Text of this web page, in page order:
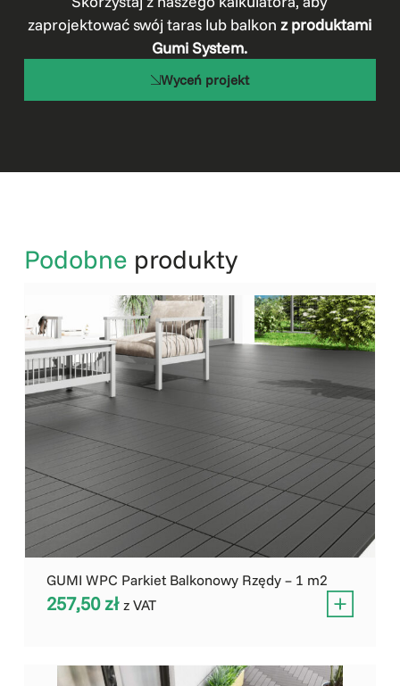
zaprojektować swój taras lub balkonz produktami
Gumi System.
Wyceń projekt
Podobne produkty
GUMI WPC Parkiet Balkonowy Rzędy – 1 m2
257,50zł z VAT